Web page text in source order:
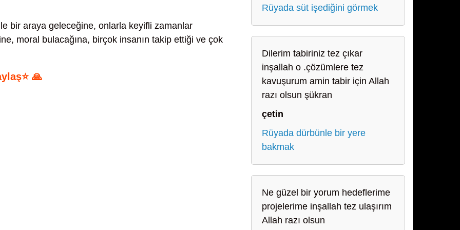
bir araya geleceğine, onlarla keyifli zamanlar
moral bulacağına, birçok insanın takip ettiği ve çok
🙏
Rüyada süt işediğini görmek
Dilerim tabiriniz tez çıkar
inşallah o .çözümlere tez
kavuşurum amin tabir için Allah
razı olsun şükran
çetin
Rüyada dürbünle bir yere
bakmak
Ne güzel bir yorum hedeflerime
projelerime inşallah tez ulaşırım
Allah razı olsun